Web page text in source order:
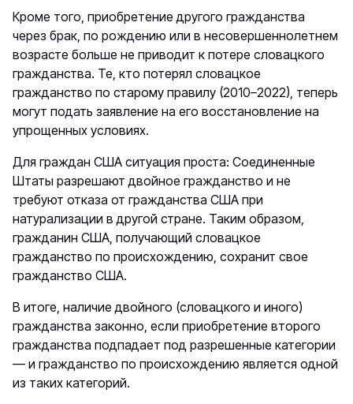
Кроме того, приобретение другого гражданства
через брак, по рождению или в несовершеннолетнем
возрасте больше не приводит к потере словацкого
гражданства. Те, кто потерял словацкое
гражданство по старому правилу (2010–2022), теперь
могут подать заявление на его восстановление на
упрощенных условиях.
Для граждан США ситуация проста: Соединенные
Штаты разрешают двойное гражданство и не
требуют отказа от гражданства США при
натурализации в другой стране. Таким образом,
гражданин США, получающий словацкое
гражданство по происхождению, сохранит свое
гражданство США.
В итоге, наличие двойного (словацкого и иного)
гражданства законно, если приобретение второго
гражданства подпадает под разрешенные категории
— и гражданство по происхождению является одной
из таких категорий.